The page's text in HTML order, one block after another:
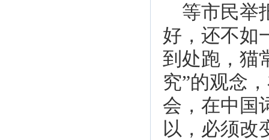
等市民举
好，还不如
到处跑，猫
究”的观念
会，在中国
以，必须改